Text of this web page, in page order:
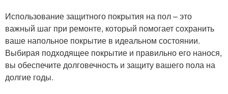
Использование защитного покрытия на пол – это
важный шаг при ремонте, который помогает сохранить
ваше напольное покрытие в идеальном состоянии.
Выбирая подходящее покрытие и правильно его нанося,
вы обеспечите долговечность и защиту вашего пола на
долгие годы.